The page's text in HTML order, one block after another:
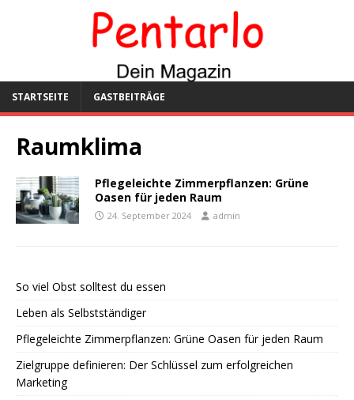
STARTSEITE GASTBEITRÄGE
Raumklima
Pflegeleichte Zimmerpflanzen: Grüne
Oasen für jeden Raum
24. September 2024 admin
So viel Obst solltest du essen
Leben als Selbstständiger
Pflegeleichte Zimmerpflanzen: Grüne Oasen für jeden Raum
Zielgruppe definieren: Der Schlüssel zum erfolgreichen
Marketing